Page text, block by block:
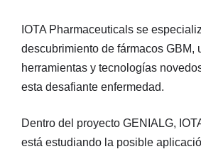
IOTA Pharmaceuticals se
descubrimiento de fármacos GBM,
herramientas y tecnologías
esta desafiante enfermedad.
Dentro del proyecto GENIALG,
está estudiando la posible